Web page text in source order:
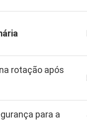
rotação após
para a